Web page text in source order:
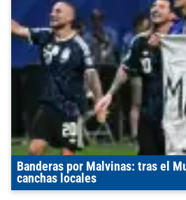
Banderas por Malvinas: tras el
canchas locales